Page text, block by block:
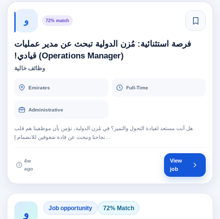
و 72% match
فرصة استثنائية: مُزن الدولية تبحث عن مدير عمليات
(Operations Manager) قيادي!
وظائف خالية
Emirates Full-Time
Administrative
هل أنت مستعد لقيادة التحول والتميز؟ في مُزن الدولية، نؤمن بأن موظفينا هم قلب
4w
ago
View
job
و Job opportunity 72% Match